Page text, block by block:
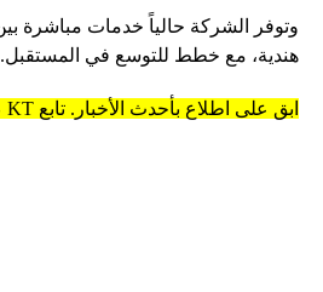
هندية، مع خطط للتوسع في المستقبل.
ابق على اطلاع بأحدث الأخبار. تابع KT على قنوات WhatsApp.